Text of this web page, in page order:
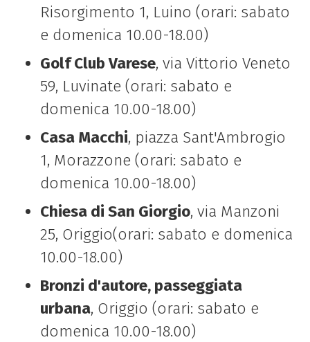
Risorgimento 1, Luino (orari: sabato
e domenica 10.00-18.00)
Golf Club Varese, via Vittorio Veneto
59, Luvinate (orari: sabato e
domenica 10.00-18.00)
Casa Macchi, piazza Sant'Ambrogio
1, Morazzone (orari: sabato e
domenica 10.00-18.00)
Chiesa di San Giorgio, via Manzoni
25, Origgio(orari: sabato e domenica
10.00-18.00)
Bronzi d'autore, passeggiata
urbana, Origgio (orari: sabato e
domenica 10.00-18.00)